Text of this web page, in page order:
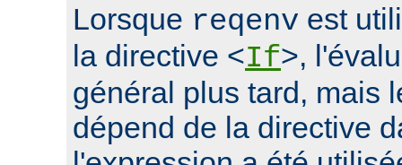
Lorsque reqenv est
la directive <If>,
général plus tard, mais
dépend de la directive